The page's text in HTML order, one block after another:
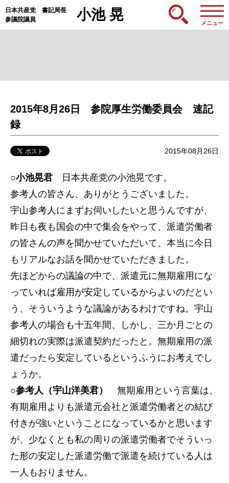
日本共産党 書記局長
参議院議員
小池 晃
メニュー
2015年8月26日 参院厚生労働委員会 速記
録
2015年08月26日
○小池晃君 日本共産党の小池晃です。
参考人の皆さん、ありがとうございました。
宇山参考人にまずお伺いしたいと思うんですが、
昨日も夜も国会の中で集会をやって、派遣労働者
の皆さんの声を聞かせていただいて、本当に今日
もリアルなお話を聞かせていただきました。
先ほどからの議論の中で、派遣元に無期雇用にな
っていれば雇用が安定しているからよいのだとい
う、そういうような議論があるわけですね。宇山
参考人の場合も十五年間、しかし、三か月ごとの
細切れの実際は派遣契約だったと。無期雇用の派
遣だったら安定しているというふうにお考えでし
ょうか。
○参考人（宇山洋美君）
無期雇用という言葉は、
有期雇用よりも派遣元会社と派遣労働者との結び
付きが強いということになっているかと思います
が、少なくとも私の周りの派遣労働者でそういっ
た形の安定した派遣労働で派遣を続けている人は
一人もおりません。